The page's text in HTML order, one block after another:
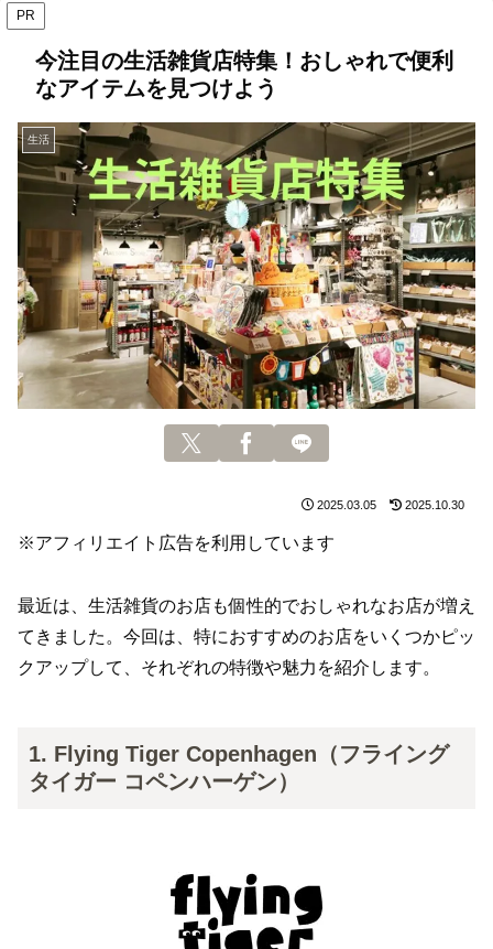
PR
今注目の生活雑貨店特集！おしゃれで便利
なアイテムを見つけよう
生活
2025.03.05 2025.10.30
※アフィリエイト広告を利用しています
最近は、生活雑貨のお店も個性的でおしゃれなお店が増え
てきました。今回は、特におすすめのお店をいくつかピッ
クアップして、それぞれの特徴や魅力を紹介します。
1. Flying Tiger Copenhagen（フライング
タイガー コペンハーゲン）